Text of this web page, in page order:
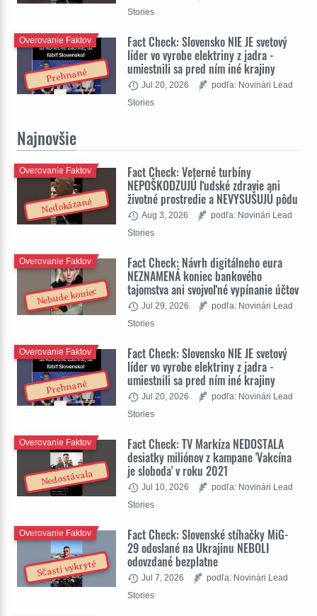
Stories
Prehnané
Fact Check: Slovensko NIE JE svetový
líder vo vyrobe elektriny z jadra -
umiestnili sa pred ním iné krajiny
Overovanie Faktov
Jul 20, 2026
podľa: Novinári Lead
Stories
Najnovšie
Nedokázané
Fact Check: Veterné turbíny
NEPOŠKODZUJÚ ľudské zdravie ani
životné prostredie a NEVYSUŠUJÚ pôdu
Overovanie Faktov
Aug 3, 2026
podľa: Novinári Lead
Stories
Nebude koniec
Fact Check: Návrh digitálneho eura
NEZNAMENÁ koniec bankového
tajomstva ani svojvoľné vypínanie účtov
Overovanie Faktov
Jul 29, 2026
podľa: Novinári Lead
Stories
Prehnané
Fact Check: Slovensko NIE JE svetový
líder vo vyrobe elektriny z jadra -
umiestnili sa pred ním iné krajiny
Overovanie Faktov
Jul 20, 2026
podľa: Novinári Lead
Stories
Nedostávala
Fact Check: TV Markíza NEDOSTALA
desiatky miliónov z kampane 'Vakcína
je sloboda' v roku 2021
Overovanie Faktov
Jul 10, 2026
podľa: Novinári Lead
Stories
Sčasti vykryté
Fact Check: Slovenské stíhačky MiG-
29 odoslané na Ukrajinu NEBOLI
odovzdané bezplatne
Overovanie Faktov
Jul 7, 2026
podľa: Novinári Lead
Stories